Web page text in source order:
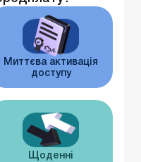
Миттєва активація
доступу
Щоденні